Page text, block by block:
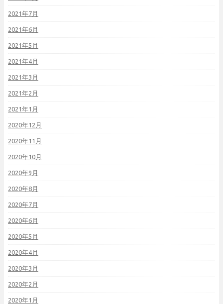
2021年7月
2021年6月
2021年5月
2021年4月
2021年3月
2021年2月
2021年1月
2020年12月
2020年11月
2020年10月
2020年9月
2020年8月
2020年7月
2020年6月
2020年5月
2020年4月
2020年3月
2020年2月
2020年1月